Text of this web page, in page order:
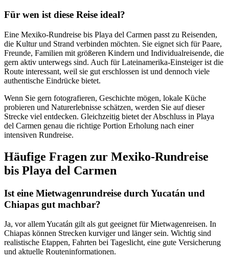
Für wen ist diese Reise ideal?
Eine Mexiko-Rundreise bis Playa del Carmen passt zu Reisenden,
die Kultur und Strand verbinden möchten. Sie eignet sich für Paare,
Freunde, Familien mit größeren Kindern und Individualreisende, die
gern aktiv unterwegs sind. Auch für Lateinamerika-Einsteiger ist die
Route interessant, weil sie gut erschlossen ist und dennoch viele
authentische Eindrücke bietet.
Wenn Sie gern fotografieren, Geschichte mögen, lokale Küche
probieren und Naturerlebnisse schätzen, werden Sie auf dieser
Strecke viel entdecken. Gleichzeitig bietet der Abschluss in Playa
del Carmen genau die richtige Portion Erholung nach einer
intensiven Rundreise.
Häufige Fragen zur Mexiko-Rundreise
bis Playa del Carmen
Ist eine Mietwagenrundreise durch Yucatán und
Chiapas gut machbar?
Ja, vor allem Yucatán gilt als gut geeignet für Mietwagenreisen. In
Chiapas können Strecken kurviger und länger sein. Wichtig sind
realistische Etappen, Fahrten bei Tageslicht, eine gute Versicherung
und aktuelle Routeninformationen.